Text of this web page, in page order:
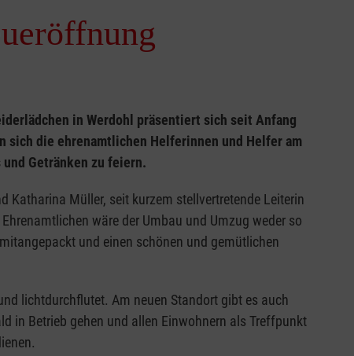
in Werdohl präsentiert sich seit Anfang
sich die ehrenamtlichen Helferinnen und Helfer am
Getränken zu feiern.
Katharina Müller, seit kurzem stellvertretende Leiterin
wäre der Umbau und Umzug weder so
und einen schönen und gemütlichen
lichtdurchflutet. Am neuen Standort gibt es auch
in Betrieb gehen und allen Einwohnern als Treffpunkt